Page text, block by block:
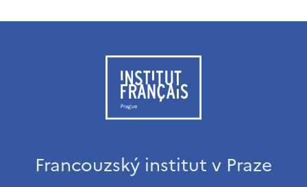
Francouzský institut v Praze